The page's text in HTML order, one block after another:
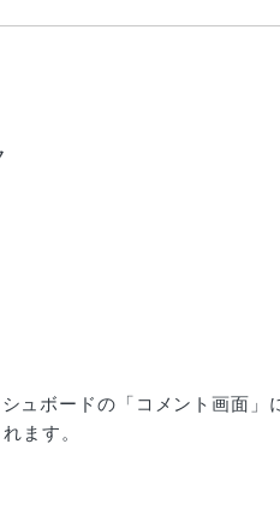
ュボードの「コメント画面」
ます。